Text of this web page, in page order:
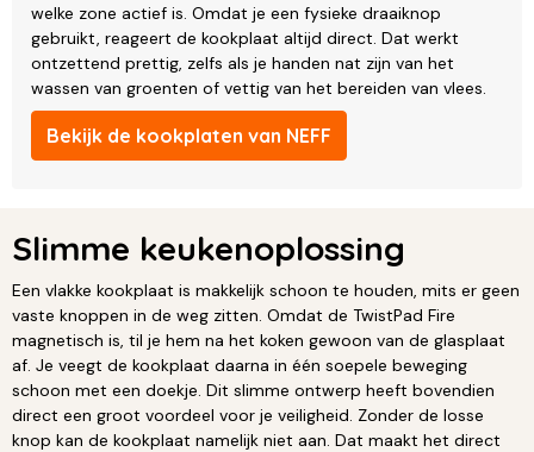
welke zone actief is. Omdat je een fysieke draaiknop
gebruikt, reageert de kookplaat altijd direct. Dat werkt
ontzettend prettig, zelfs als je handen nat zijn van het
wassen van groenten of vettig van het bereiden van vlees.
Bekijk de kookplaten van NEFF
Slimme keukenoplossing
Een vlakke kookplaat is makkelijk schoon te houden, mits er geen
vaste knoppen in de weg zitten. Omdat de TwistPad Fire
magnetisch is, til je hem na het koken gewoon van de glasplaat
af. Je veegt de kookplaat daarna in één soepele beweging
schoon met een doekje. Dit slimme ontwerp heeft bovendien
direct een groot voordeel voor je veiligheid. Zonder de losse
knop kan de kookplaat namelijk niet aan. Dat maakt het direct